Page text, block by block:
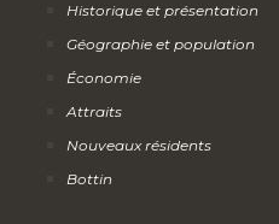
Historique et présentation
Géographie et population
Économie
Attraits
Nouveaux résidents
Bottin